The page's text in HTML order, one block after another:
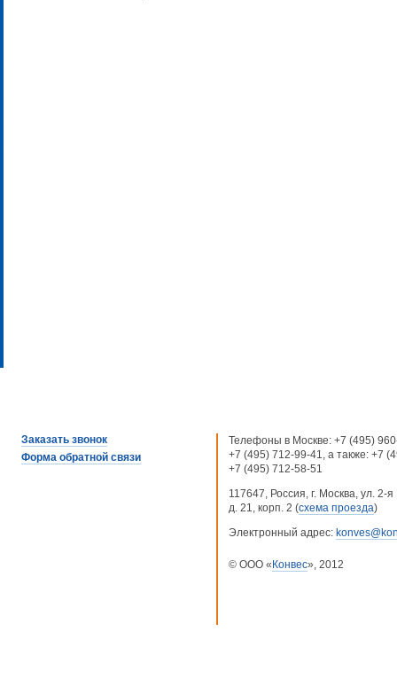
Заказать звонок
Форма обратной связи
Телефоны в Москве: +7 (495)
+7 (495) 712-99-41, а также: +7
+7 (495) 712-58-51
117647, Россия, г. Москва, ул. 2-
д. 21, корп. 2 (схема проезда)
Электронный адрес:
© ООО « Конвес», 2012